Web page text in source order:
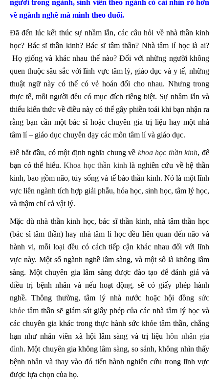
người trong ngành, sinh viên theo ngành có cái nhìn rõ hơn
về ngành nghề mà mình theo đuổi.
Đã đến lúc kết thúc sự nhầm lẫn, các câu hỏi về nhà thần kinh
học? Bác sĩ thần kinh? Bác sĩ tâm thần? Nhà tâm lí học là ai?
Họ giống và khác nhau thế nào? Đối với những người không
quen thuộc sâu sắc với lĩnh vực tâm lý, giáo dục và y tế, những
thuật ngữ này có thể có vẻ hoán đổi cho nhau. Nhưng trong
thực tế, mỗi người đều có mục đích riêng biệt. Sự nhầm lẫn và
thiếu kiến ​​thức về điều này có thể gây phiền toái khi bạn nhận ra
rằng bạn cần một bác sĩ hoặc chuyên gia trị liệu hay một nhà
tâm lí – giáo dục chuyên dạy các môn tâm lí và giáo dục.
Để bắt đầu, có một định nghĩa chung về khoa học thần kinh, để
bạn có thể hiểu.Khoa học thần kinh là nghiên cứu về hệ thần
kinh, bao gồm não, tủy sống và tế bào thần kinh. Nó là một lĩnh
vực liên ngành tích hợp giải phẫu, hóa học, sinh học, tâm lý học,
và thậm chí cả vật lý.
Mặc dù nhà thần kinh học, bác sĩ thần kinh, nhà tâm thần học
(bác sĩ tâm thần) hay nhà tâm lí học đều liên quan đến não và
hành vi, mỗi loại đều có cách tiếp cận khác nhau đối với lĩnh
vực này. Một số ngành nghề lâm sàng, và một số là không lâm
sàng. Một chuyên gia lâm sàng được đào tạo để đánh giá và
điều trị bệnh nhân và nếu hoạt động, sẽ có giấy phép hành
nghề. Thông thường, tâm lý nhà nước hoặc hội đồng sức
khỏe tâm thần sẽ giám sát giấy phép của các nhà tâm lý học và
các chuyên gia khác trong thực hành sức khỏe tâm thần, chẳng
hạn như nhân viên xã hội lâm sàng và trị liệuhôn nhân gia
đình. Một chuyên gia không lâm sàng, so sánh, không nhìn thấy
bệnh nhân và thay vào đó tiến hành nghiên cứu trong lĩnh vực
được lựa chọn của họ.